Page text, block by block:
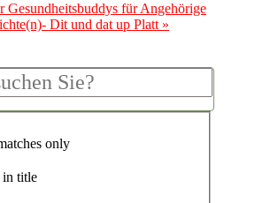
Gesundheitsbuddys für Angehörige
Dit und dat up Platt »
only
in title